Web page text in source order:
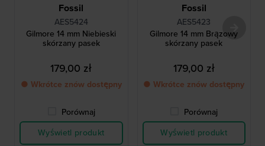
Fossil
AES5424
Gilmore 14 mm Niebieski
skórzany pasek
179,00 zł
● Wkrótce znów dostępny
Porównaj
Wyświetl produkt
Fossil
AES5423
Gilmore 14 mm Brązowy
skórzany pasek
179,00 zł
● Wkrótce znów dostępny
Porównaj
Wyświetl produkt